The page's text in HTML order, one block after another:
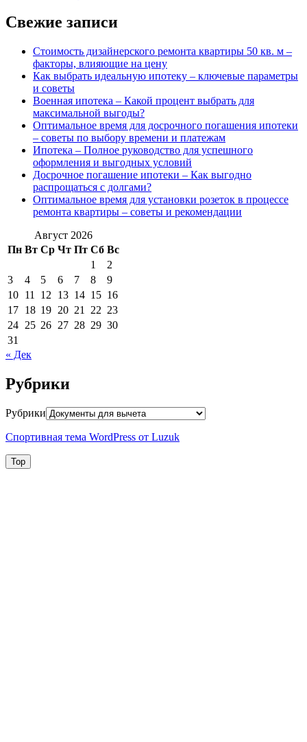
Свежие записи
Стоимость дизайнерского ремонта квартиры 50 кв. м –
факторы, влияющие на цену
Как выбрать идеальную ипотеку – ключевые параметры
и советы
Военная ипотека – Какой процент выбрать для
максимальной выгоды?
Оптимальное время для досрочного погашения ипотеки
– советы по выбору времени и платежам
Ипотека – Полное руководство для успешного
оформления и выгодных условий
Досрочное погашение ипотеки – Как выгодно
распрощаться с долгами?
Оптимальное время для установки розеток в процессе
ремонта квартиры – советы и рекомендации
Август 2026
Пн Вт Ср Чт Пт Сб Вс
1
2
3
4 5 6 7 8
9
10 11 12 13 14 15 16
17 18 19 20 21 22 23
24 25 26 27 28 29 30
31
« Дек
Рубрики
Рубрики
Спортивная тема WordPress от Luzuk
Top